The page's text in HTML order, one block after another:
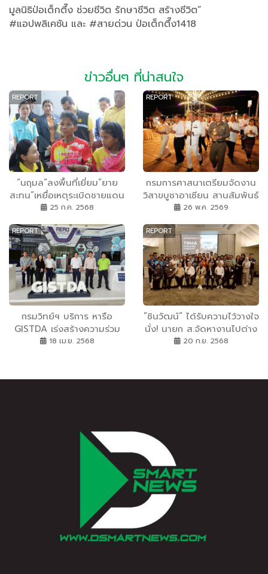
มูลนิธิป่อเต็กตึ๊ง ช่วยชีวิต รักษาชีวิต สร้างชีวิต”
#แอปพลิเคชัน และ #สายด่วน ป่อเต็กตึ๊ง1418
ข่าวอื่นๆ ที่น่าสนใจ
REPORT
“นฤมล“ลงพื้นที่เยี่ยม”ยาย
สะทน“เหยื่อเหตุระเบิดชายแดน
ไทย–กัมพูชา”จับมือ“มูลนิธิธร
มอบรถไถ รถมอเตอร์ไซค์
25 ก.ค. 2568
REPORT
กรมการศาสนาเตรียมจัดงาน
วิสาขบูชาอาเซียน สานสัมพันธ์
ไทย-เมียนมา เสริมสร้างพลัง
26 พ.ค. 2569
REPORT
กรมวิทย์ฯ บริการ หารือ
GISTDA เร่งสร้างความร่วม
มือการพัฒนาเทคโนโลยี
ทดสอบด้านอวกาศ
18 เม.ย. 2568
REPORT
”ชินวัฒน์​” ได้รับความไว้วางใจ​
นั่ง! นายก​ ส.จัดหางานไปต่าง
ประเทศ​ เป็นสมัยที่ 2
20 ก.ย. 2568